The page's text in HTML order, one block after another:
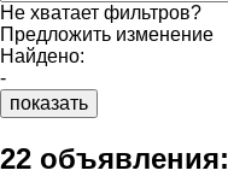
Не хватает фильтров?
Предложить изменение
Найдено:
-
показать
22 объявления: